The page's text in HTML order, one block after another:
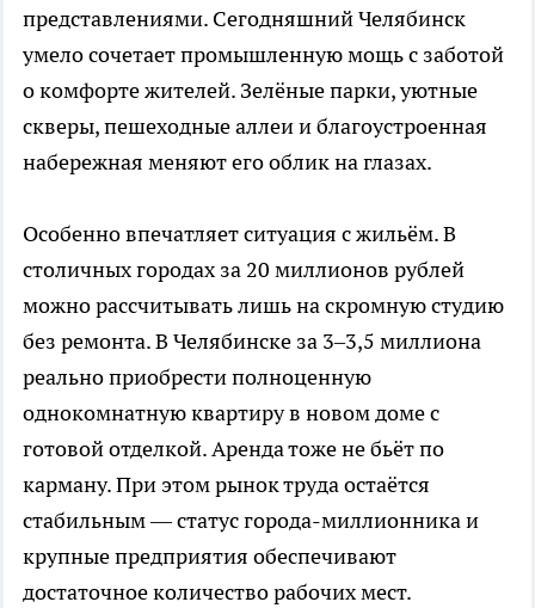
представлениями. Сегодняшний Челябинск
умело сочетает промышленную мощь с заботой
о комфорте жителей. Зелёные парки, уютные
скверы, пешеходные аллеи и благоустроенная
набережная меняют его облик на глазах.
Особенно впечатляет ситуация с жильём. В
столичных городах за 20 миллионов рублей
можно рассчитывать лишь на скромную студию
без ремонта. В Челябинске за 3–3,5 миллиона
реально приобрести полноценную
однокомнатную квартиру в новом доме с
готовой отделкой. Аренда тоже не бьёт по
карману. При этом рынок труда остаётся
стабильным — статус города-миллионника и
крупные предприятия обеспечивают
достаточное количество рабочих мест.